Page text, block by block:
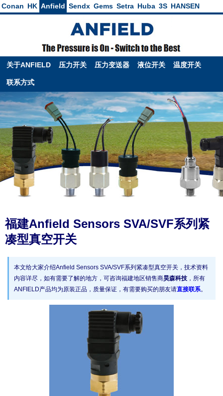
Conan HK Anfield Sendx Gems Setra Huba 3S HANSEN
关于ANFIELD 压力开关 压力变送器 液位开关 温度开关
联系方式
福建Anfield Sensors SVA/SVF系列紧
凑型真空开关
本文给大家介绍Anfield Sensors SVA/SVF系列紧凑型真空开关，技术资料
内容详尽，如有需要了解的地方，可咨询福建地区销售商昊森科技 ，所有
ANFIELD产品均为原装正品，质量保证，有需要购买的朋友请直接联系。